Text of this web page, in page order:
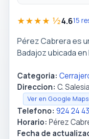
★★★★ ½4.615
Pérez Cabrera es
Badajoz ubicada en
Categoria:
Direccion: C.
Ver en Google Maps
Telefono: 924 24
Horario: Pérez
Fecha de